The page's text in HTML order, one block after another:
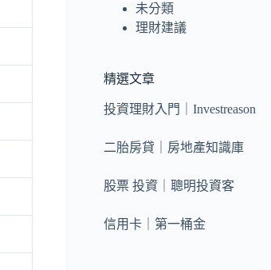
未分類
理財建議
精選文章
投資理財入門｜Investreason
二胎房貸｜房地產知識庫
股票 投資｜聰明投資客
信用卡｜第一桶金